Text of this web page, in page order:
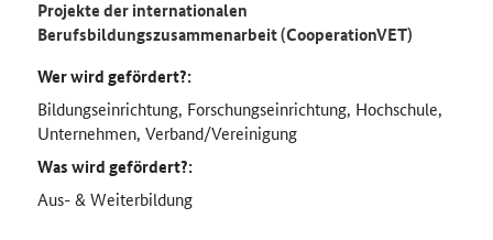
Projekte der internationalen
Berufsbildungszusammenarbeit (CooperationVET)
Wer wird gefördert?:
Bildungseinrichtung, Forschungseinrichtung, Hochschule,
Unternehmen, Verband/Vereinigung
Was wird gefördert?:
Aus- & Weiterbildung